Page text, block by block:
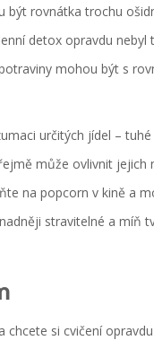
být rovnátka trochu
detox opravdu nebyl
mohou být s
určitých jídel –
může ovlivnit jejich
na popcorn v kině a
stravitelné a míň
chcete si cvičení